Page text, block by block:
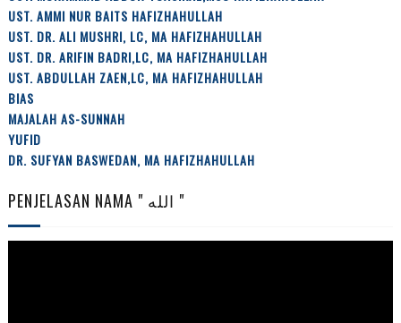
UST. AMMI NUR BAITS HAFIZHAHULLAH
UST. DR. ALI MUSHRI, LC, MA HAFIZHAHULLAH
UST. DR. ARIFIN BADRI,LC, MA HAFIZHAHULLAH
UST. ABDULLAH ZAEN,LC, MA HAFIZHAHULLAH
BIAS
MAJALAH AS-SUNNAH
YUFID
DR. SUFYAN BASWEDAN, MA HAFIZHAHULLAH
PENJELASAN NAMA " الله "